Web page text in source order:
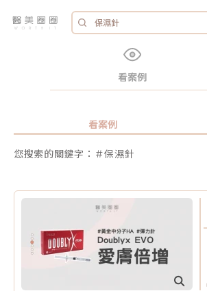
看案例
看案例
您搜索的關鍵字：＃保濕針